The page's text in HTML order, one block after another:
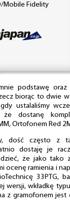
Mobile Fidelity
podstawę oraz
biorąc to dwie
ustalaliśmy
że dostanę
Ortofonem Red
dość często z
dostaję je
że jako tako
ocenę ramienia i
33PTG,
wersji, wkładkę
z gramofonem jest